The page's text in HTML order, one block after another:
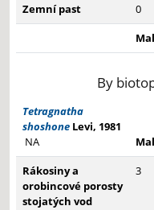
Zemní past
0
By
Tetragnatha
shoshone Levi, 1981
NA
Rákosiny a
orobincové porosty
stojatých vod
3